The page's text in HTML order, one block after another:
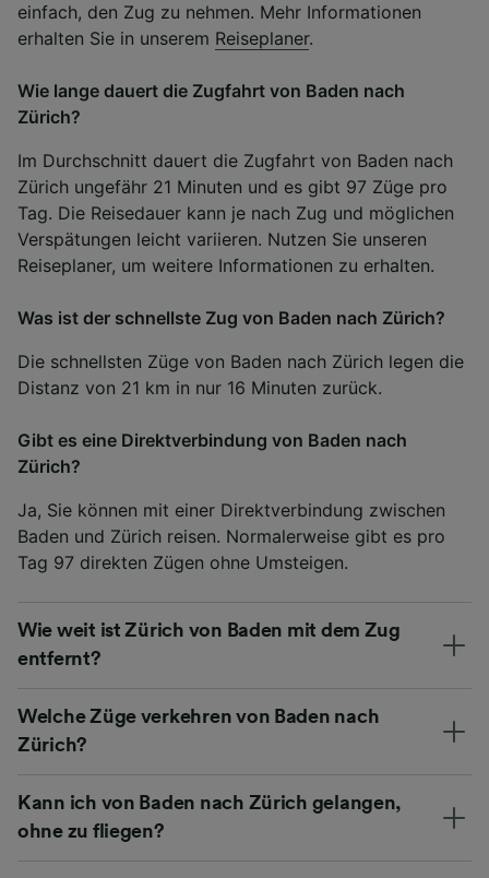
einfach, den Zug zu nehmen. Mehr Informationen
erhalten Sie in unserem Reiseplaner.
Wie lange dauert die Zugfahrt von Baden nach
Zürich?
Im Durchschnitt dauert die Zugfahrt von Baden nach
Zürich ungefähr 21 Minuten und es gibt 97 Züge pro
Tag. Die Reisedauer kann je nach Zug und möglichen
Verspätungen leicht variieren. Nutzen Sie unseren
Reiseplaner, um weitere Informationen zu erhalten.
Was ist der schnellste Zug von Baden nach Zürich?
Die schnellsten Züge von Baden nach Zürich legen die
Distanz von 21 km in nur 16 Minuten zurück.
Gibt es eine Direktverbindung von Baden nach
Zürich?
Ja, Sie können mit einer Direktverbindung zwischen
Baden und Zürich reisen. Normalerweise gibt es pro
Tag 97 direkten Zügen ohne Umsteigen.
Wie weit ist Zürich von Baden mit dem Zug
entfernt?
Welche Züge verkehren von Baden nach
Zürich?
Kann ich von Baden nach Zürich gelangen,
ohne zu fliegen?